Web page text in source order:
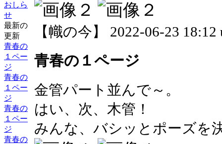
おしら
せ
最新の
更新
青春の
１ペー
ジ
青春の
１ペー
ジ
青春の
１ペー
ジ
青春の
【幟の今】 2022-06-23 18:12
青春の１ページ
金管パート並んで～。
はい、次、木管！
みんな、バシッとポーズを